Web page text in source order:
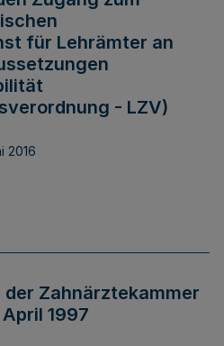
für Lehrämter an
- LZV)
2016
Zahnärztekammer
1997